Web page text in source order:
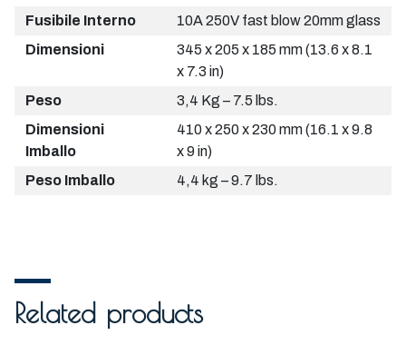
Fusibile Interno
10A 250V fast blow 20mm glass
Dimensioni
345 x 205 x 185 mm (13.6 x 8.1
x 7.3 in)
Peso
3,4 Kg – 7.5 lbs.
Dimensioni
Imballo
410 x 250 x 230 mm (16.1 x 9.8
x 9 in)
Peso Imballo
4,4 kg – 9.7 lbs.
Related products